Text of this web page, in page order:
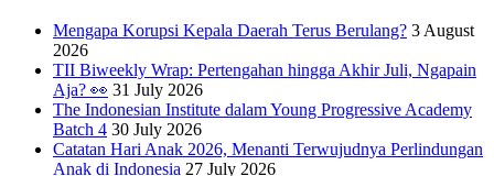
Mengapa Korupsi Kepala Daerah Terus Berulang? 3 August
2026
TII Biweekly Wrap: Pertengahan hingga Akhir Juli, Ngapain
Aja? 👀 31 July 2026
The Indonesian Institute dalam Young Progressive Academy
Batch 4 30 July 2026
Catatan Hari Anak 2026, Menanti Terwujudnya Perlindungan
Anak di Indonesia 27 July 2026